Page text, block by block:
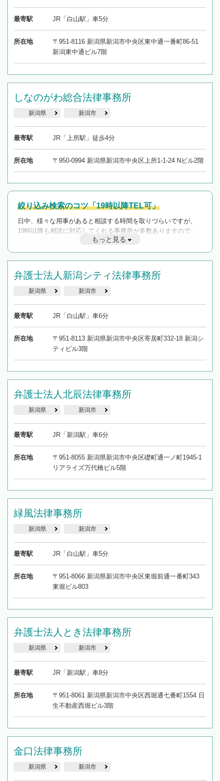
最寄駅 JR「白山駅」車5分
所在地
〒951-8116 新潟県新潟市中央区東中通一番町86-51
新潟東中通ビル7階
しなのがわ総合法律事務所
新潟県 新潟市
最寄駅 JR「上所駅」徒歩4分
所在地 〒950-0994 新潟県新潟市中央区上所1-1-24 Nビル2階
絞り込み検索のコツ「19時以降TEL可」
日中、様々な用事があると相談する時間を取りづらいですが、
19時以降も相談に対応してくれる事務所が多数ありますので、
遅い時間の相談が増えそうな場合はそのような事務所に絞り込
んで検索してみましょう。
を加えて再検索
もっと見る
弁護士法人新潟シティ法律事務所
新潟県 新潟市
最寄駅 JR「白山駅」車6分
所在地
〒951-8113 新潟県新潟市中央区寄居町332-18 新潟シ
ティビル3階
弁護士法人北辰法律事務所
新潟県 新潟市
最寄駅 JR「新潟駅」車6分
所在地
〒951-8055 新潟県新潟市中央区礎町通一ノ町1945-1
リアライズ万代橋ビル5階
緑風法律事務所
新潟県 新潟市
最寄駅 JR「白山駅」車5分
所在地
〒951-8066 新潟県新潟市中央区東堀前通一番町343
東堀ビル803
弁護士法人とき法律事務所
新潟県 新潟市
最寄駅 JR「新潟駅」車8分
所在地
〒951-8061 新潟県新潟市中央区西堀通七番町1554 日
生不動産西堀ビル3階
金口法律事務所
新潟県 新潟市